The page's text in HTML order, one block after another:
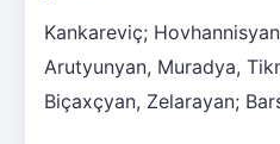
Kankareviç;
Arutyunyan, Muradya,
Biçaxçyan, Zelarayan;